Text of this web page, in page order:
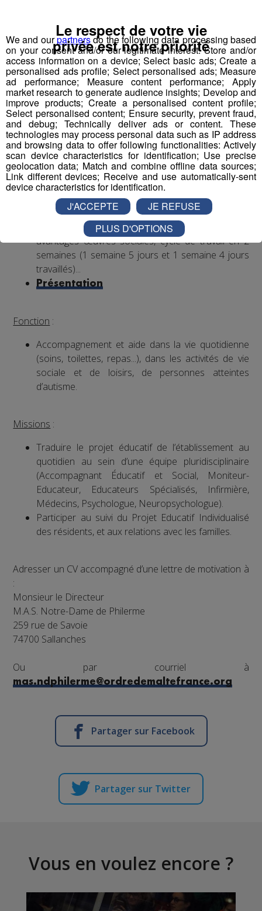
Soignant diplômé ou faisant fonction
Expérience dans le handicap souhaitée, débutant
accepté.
Autre diplôme accepté : Moniteur-Educateur.
> poste à pourvoir dès que possible
Conditions:
CDI, 35h hebdomadaires, travail 1 weekend /2
(prime les dimanches travaillés)
Rémunération base conventionnelle CCN 1966,
salaire brut mensuel (indicatif de base, ancienneté
et diplôme pris en compte) : 2 000€
Mutuelle prise en charge à 90% par l’employeur
Financement VAE et formations par l’employeur,
avantages œuvres sociales, cycle de travail en 2
semaines (1 semaine 5 jours et 1 semaine 4 jours
travaillés)...
Présentation
Fonction :
Accompagnement et aide dans la vie quotidienne
(soins, toilettes, repas...), dans les activités de vie
sociale et de loisirs, de personnes atteintes
d’autisme.
Missions :
Traduire le projet éducatif de l’établissement au
quotidien au sein d’une équipe pluridisciplinaire
(Accompagnant Éducatif et Social, Moniteur-
Educateur, Educateurs Spécialisés, Infirmière,
Médecins, Psychologue, Neuropsychologue).
Participer au suivi du Projet Educatif Individualisé
des résidents, et aux relations avec les familles.
Adresser un CV accompagné d’une lettre de motivation à
:
Monsieur le Directeur
M.A.S. Notre-Dame de Philerme
259 rue de Savoie
74700 Sallanches
Ou par courriel à
mas.ndphilerme@ordredemaltefrance.org
Partager sur Facebook
Partager sur Twitter
Vous en voulez encore ?
We and ourpartnersdo the following data processing based
on your consent and/or our legitimate interest: Store and/or
access information on a device; Select basic ads; Create a
personalised ads profile; Select personalised ads; Measure
ad performance; Measure content performance; Apply
market research to generate audience insights; Develop and
improve products; Create a personalised content profile;
Select personalised content; Ensure security, prevent fraud,
and debug; Technically deliver ads or content. These
technologies may process personal data such as IP address
and browsing data to offer following functionalities: Actively
scan device characteristics for identification; Use precise
geolocation data; Match and combine offline data sources;
Link different devices; Receive and use automatically-sent
device characteristics for identification.
Le respect de votre vie
privée est notre priorité
J'ACCEPTE
JE REFUSE
PLUS D'OPTIONS